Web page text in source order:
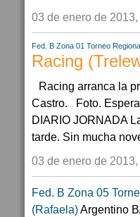
03 de enero de 2013,
Fed. B Zona 01 Torneo
Racing
Racing arranca la
Castro. Foto.
DIARIO JORNADA
tarde. Sin mucha
03 de enero de 2013,
Fed. B Zona 05
(Rafaela)Argentino